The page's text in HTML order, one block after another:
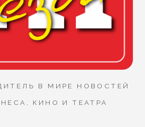
В МИРЕ НОВОСТЕЙ
КИНО И ТЕАТРА